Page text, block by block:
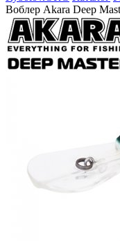
Воблер Akara Deep